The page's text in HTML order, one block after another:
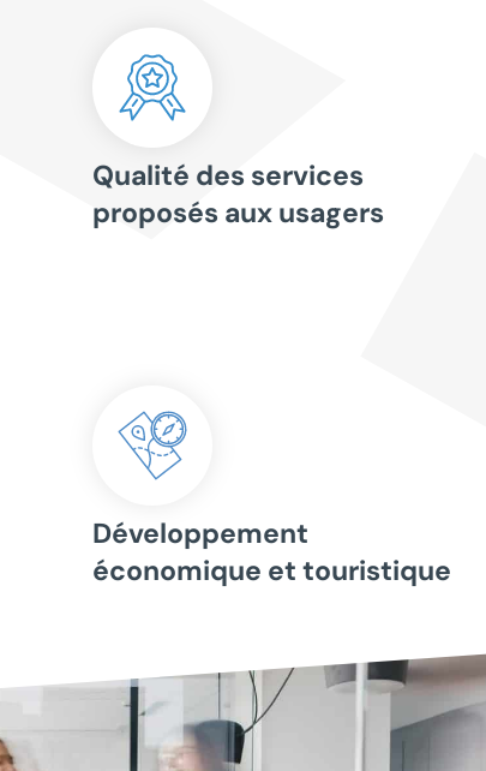
Qualité des services
proposés aux usagers
Développement
économique et touristique